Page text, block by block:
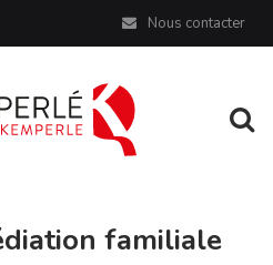
Nous contacter
familiale